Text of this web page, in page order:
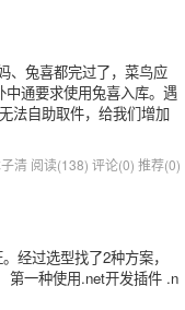
、兔喜都完过了，菜鸟应
通要求使用兔喜入库。遇
法自助取件，给我们增加
清 阅读(138) 评论(0) 推荐(0)
经过选型找了2种方案，
第一种使用.net开发插件 .n